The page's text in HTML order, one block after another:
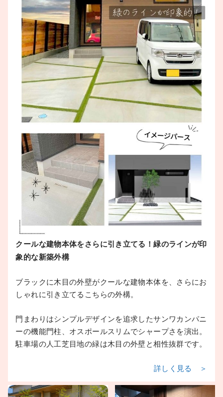
クールな建物本体をさらに引き立てる！緑のラインが印
象的な新築外構
ブラックに木目の外壁がクールな建物本体を、さらにお
しゃれに引き立てるこちらの外構。
門まわりはシンプルデザインを追求したサンワカンパニ
ーの機能門柱、オスポールスリムでシャープさを演出。
駐車場の人工芝目地の緑は木目の外壁と相性抜群です。
詳しく見る ＞